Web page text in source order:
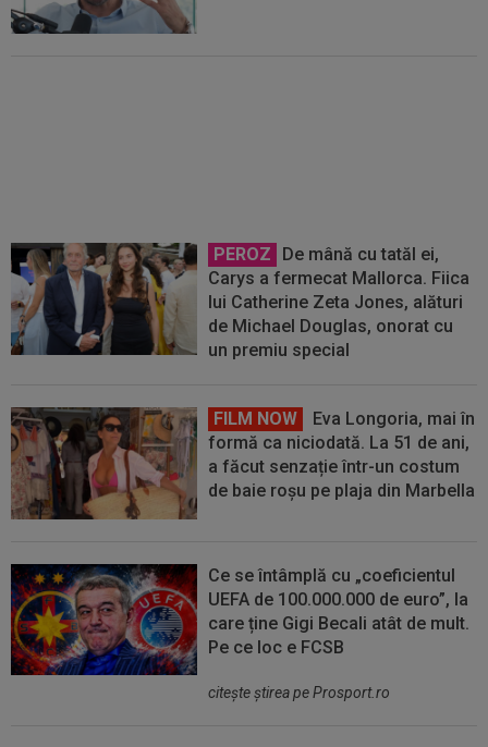
PEROZ
De mână cu tatăl ei,
Carys a fermecat Mallorca. Fiica
lui Catherine Zeta Jones, alături
de Michael Douglas, onorat cu
un premiu special
FILM NOW
Eva Longoria, mai în
formă ca niciodată. La 51 de ani,
a făcut senzație într-un costum
de baie roșu pe plaja din Marbella
Ce se întâmplă cu „coeficientul
UEFA de 100.000.000 de euro”, la
care ține Gigi Becali atât de mult.
Pe ce loc e FCSB
citeşte ştirea pe Prosport.ro